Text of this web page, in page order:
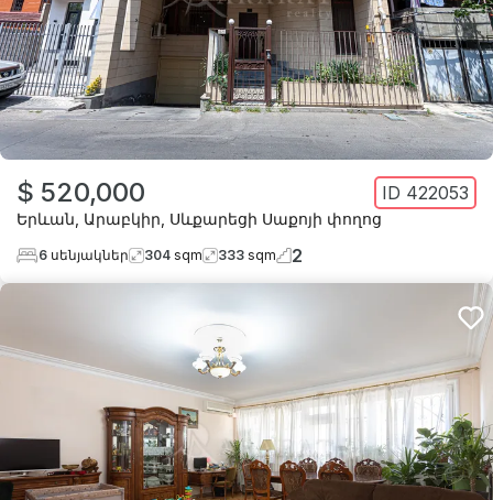
$ 520,000 ID 422053
Երևան Արաբկիր Սևքարեցի Սաքոյի փողոց
6 սենյակներ 304 sqm 333 sqm 2